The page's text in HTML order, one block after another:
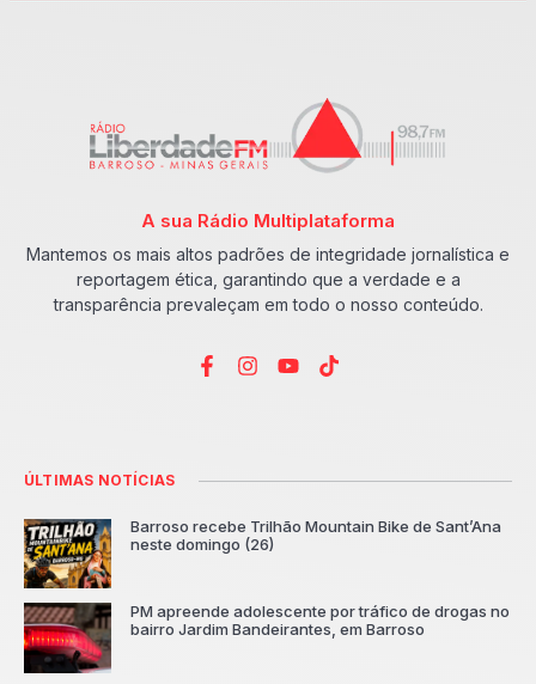
A sua Rádio Multiplataforma
Mantemos os mais altos padrões de integridade jornalística e
reportagem ética, garantindo que a verdade e a
transparência prevaleçam em todo o nosso conteúdo.
ÚLTIMAS NOTÍCIAS
Barroso recebe Trilhão Mountain Bike de Sant’Ana
neste domingo (26)
PM apreende adolescente por tráfico de drogas no
bairro Jardim Bandeirantes, em Barroso